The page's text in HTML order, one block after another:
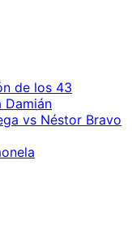
de los 43
Damián
vs Néstor Bravo